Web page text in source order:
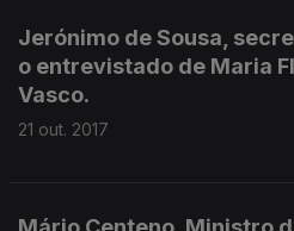
Jerónimo de Sousa,
o entrevistado de Maria
Vasco.
21 out. 2017